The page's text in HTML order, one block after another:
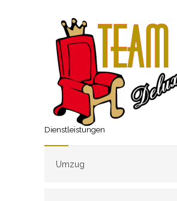
Dienstleistungen
Umzug